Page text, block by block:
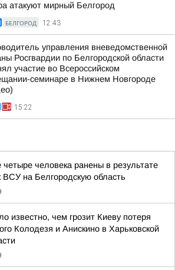
атакуют мирный Белгород
БЕЛГОРОД 12:43
управления вневедомственной
Росгвардии по Белгородской области
участие во Всероссийском
семинаре в Нижнем Новгороде
15:22
человека ранены в результате
ВСУ на Белгородскую область
известно, чем грозит Киеву потеря
Колодезя и Анискино в Харьковской